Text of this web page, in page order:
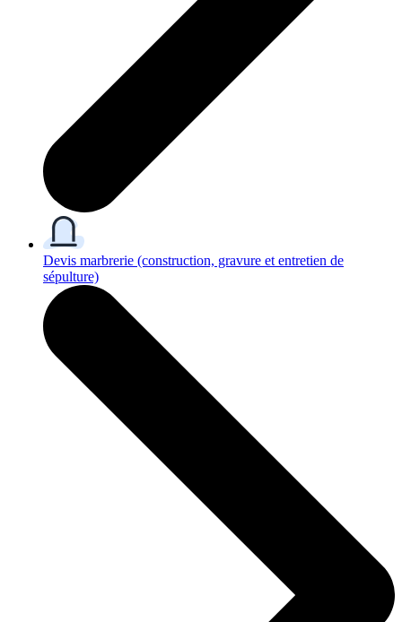
Devis marbrerie (construction, gravure et entretien de
sépulture)